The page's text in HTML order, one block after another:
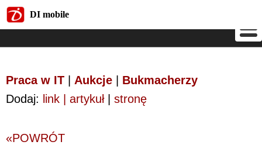
DI mobile
Praca w IT Aukcje
Bukmacherzy
Dodaj: link | artykuł| stronę
«POWRÓT
DI mobile